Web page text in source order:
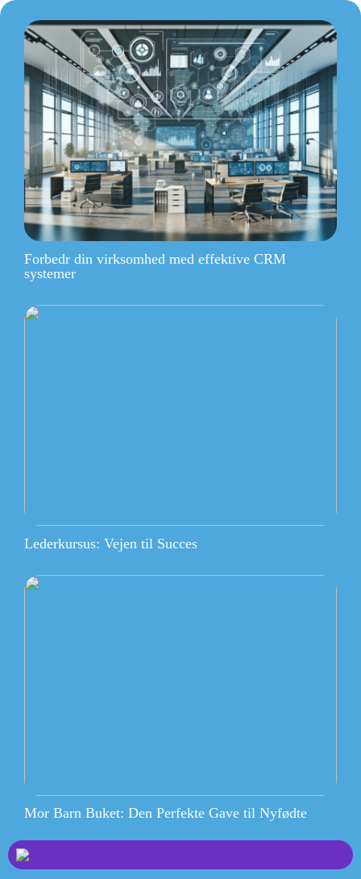
Forbedr din virksomhed med effektive CRM
systemer
Lederkursus: Vejen til Succes
Mor Barn Buket: Den Perfekte Gave til Nyfødte